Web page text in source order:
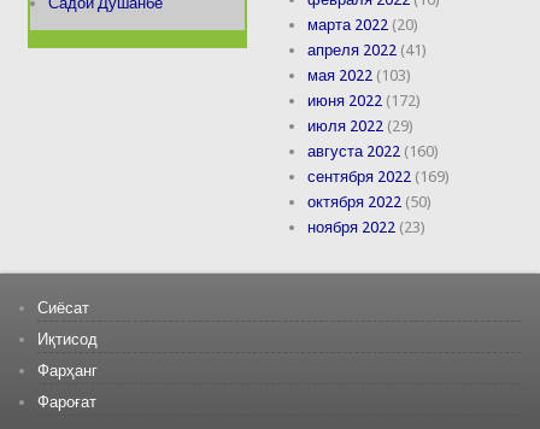
марта 2022 (20)
апреля 2022 (41)
мая 2022 (103)
июня 2022 (172)
июля 2022 (29)
августа 2022 (160)
сентября 2022 (169)
октября 2022 (50)
ноября 2022 (23)
Сиёсат
Иқтисод
Фарҳанг
Фароғат